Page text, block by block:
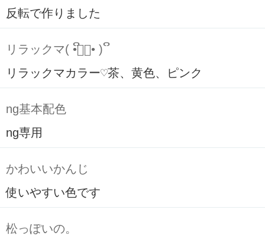
反転で作りました
リラックマ( ິ•ᆺ⃘• )ິ
リラックマカラー♡茶、黄色、ピンク
ng基本配色
ng専用
かわいいかんじ
使いやすい色です
松っぽいの。